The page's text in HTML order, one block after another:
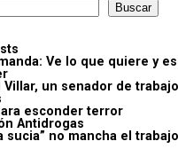
Buscar
Ve lo que quiere y
Villar, un senador de
esconder terror
Antidrogas
sucia” no mancha el